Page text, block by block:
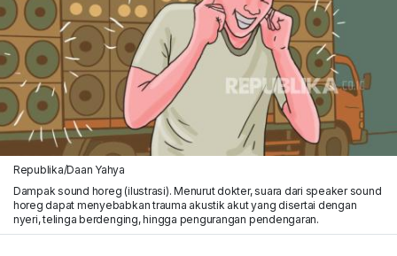
Republika/Daan Yahya
Dampak sound horeg (ilustrasi). Menurut dokter, suara dari speaker sound
horeg dapat menyebabkan trauma akustik akut yang disertai dengan
nyeri, telinga berdenging, hingga pengurangan pendengaran.